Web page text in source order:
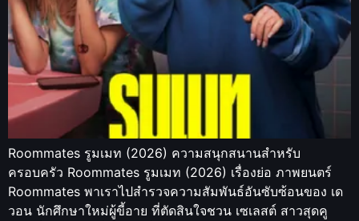
Roommates รูมเมท (2026) ความสนุกสนานสำหรับ
ครอบครัว Roommates รูมเมท (2026) เรื่องย่อ ภาพยนตร์
Roommates พาเราไปสำรวจความสัมพันธ์อันซับซ้อนของ เด
วอน นักศึกษาใหม่ผู้ขี้อาย ที่ตัดสินใจชวน เซเลสต์ สาวสุดคู